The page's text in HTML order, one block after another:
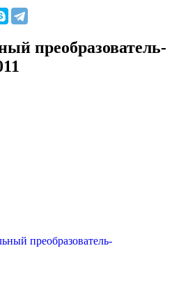
преобразователь-